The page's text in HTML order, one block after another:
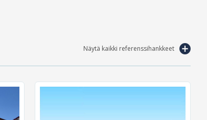
Näytä kaikki referenssihankkeet